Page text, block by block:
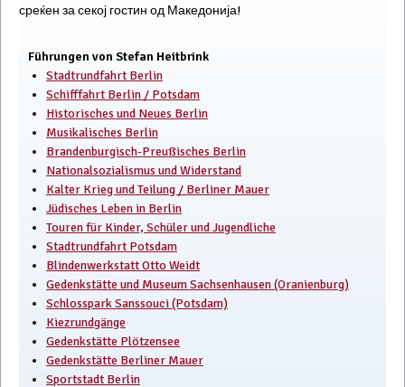
среќен за секој гостин од Македонија!
Führungen von Stefan Heitbrink
Stadtrundfahrt Berlin
Schifffahrt Berlin / Potsdam
Historisches und Neues Berlin
Musikalisches Berlin
Brandenburgisch-Preußisches Berlin
Nationalsozialismus und Widerstand
Kalter Krieg und Teilung / Berliner Mauer
Jüdisches Leben in Berlin
Touren für Kinder, Schüler und Jugendliche
Stadtrundfahrt Potsdam
Blindenwerkstatt Otto Weidt
Gedenkstätte und Museum Sachsenhausen (Oranienburg)
Schlosspark Sanssouci (Potsdam)
Kiezrundgänge
Gedenkstätte Plötzensee
Gedenkstätte Berliner Mauer
Sportstadt Berlin